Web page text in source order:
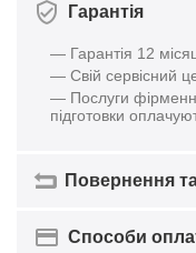
Гарантія
— Гарантія 12
— Свій сервісний
— Послуги
підготовки
Повернення
Способи